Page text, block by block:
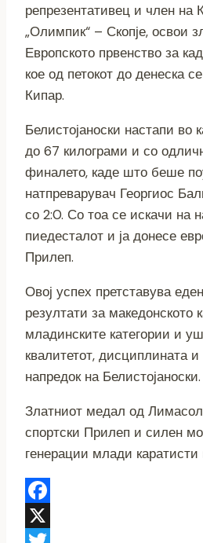
репрезентативец и член на
„Олимпик“ – Скопје, освои
Европското првенство за
кое од петокот до денеска
Кипар.
Белистојаноски настапи во
до 67 килограми и со
финалето, каде што беше
натпреварувач Георгиос
со 2:0. Со тоа се искачи на
пиедесталот и ја донесе
Прилеп.
Овој успех претставува
резултати за македонското
младинските категории и
квалитетот, дисциплината
напредок на Белистојаноски.
Златниот медал од
спортски Прилеп и силен
генерации млади каратисти
Facebook